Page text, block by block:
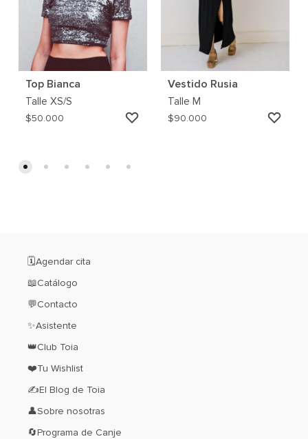
Top Bianca
Talle XS/S
$50.000
AGREGAR
Vestido Rusia
Talle M
$90.000
🗓️Agendar cita
📖Catálogo
💬Contacto
✨Asistente
👑Club Toia
❤️Tu Wishlist
✍El Blog de Toia
👤Sobre nosotras
🔄Programa de Canje